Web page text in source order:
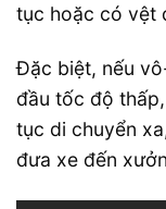
tục hoặc có vệt
Đặc biệt, nếu
đầu tốc độ
tục di chuyển
đưa xe đến